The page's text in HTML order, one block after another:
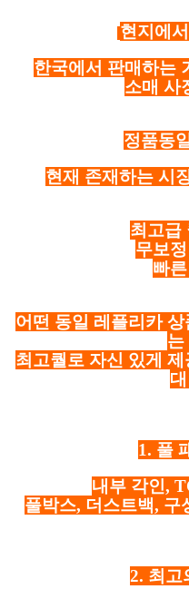
현지에
한국에서 판매하는
소매 사
정품동
현재 존재하는 시
최고급
무보
빠
어떤 동일 레플리카
는
최고퀄로 자신 있게
1. 풀
내부 각인,
풀박스, 더스트백, 구
2. 최고